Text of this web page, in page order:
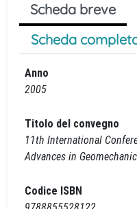
Scheda breve
Scheda
Anno
2005
Titolo del convegno
11th International
Advances in
Codice ISBN